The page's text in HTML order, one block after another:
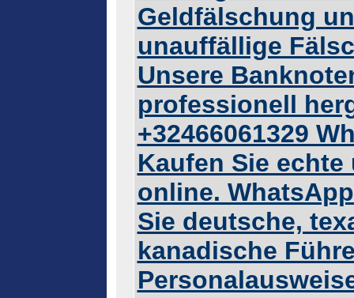
Geldfälschung
unauffällige
Unsere
professionell
+32466061329
Kaufen Sie
online.
Sie deutsche,
kanadische